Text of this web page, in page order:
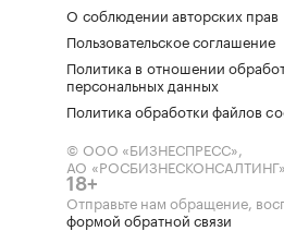
О соблюдении авторских прав
Пользовательское соглашение
Политика в отношении
персональных данных
Политика обработки файлов
© ООО «БИЗНЕСПРЕСС»,
АО
18+
Отправьте нам обращение,
формой обратной связи